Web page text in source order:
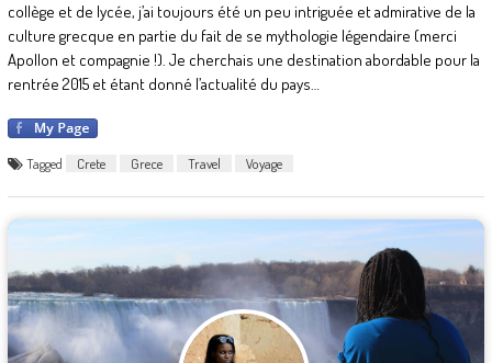
collège et de lycée, j’ai toujours été un peu intriguée et admirative de la
culture grecque en partie du fait de se mythologie légendaire (merci
Apollon et compagnie !). Je cherchais une destination abordable pour la
rentrée 2015 et étant donné l’actualité du pays…
Tagged Crete Grece Travel Voyage